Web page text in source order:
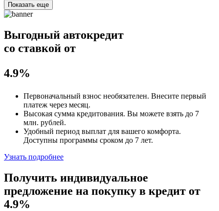
Показать еще
Выгодный автокредит
со ставкой от
4.9%
Первоначальный взнос необязателен. Внесите первый
платеж через месяц.
Высокая сумма кредитования. Вы можете взять до 7
млн. рублей.
Удобный период выплат для вашего комфорта.
Доступны программы сроком до 7 лет.
Узнать подробнее
Получить индивидуальное
предложение на покупку в кредит от
4.9%